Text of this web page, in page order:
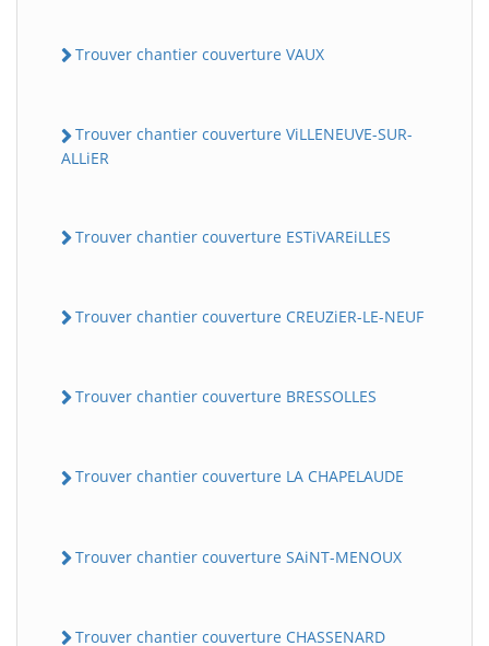
Trouver chantier couverture VAUX
Trouver chantier couverture ViLLENEUVE-SUR-
ALLiER
Trouver chantier couverture ESTiVAREiLLES
Trouver chantier couverture CREUZiER-LE-NEUF
Trouver chantier couverture BRESSOLLES
Trouver chantier couverture LA CHAPELAUDE
Trouver chantier couverture SAiNT-MENOUX
Trouver chantier couverture CHASSENARD